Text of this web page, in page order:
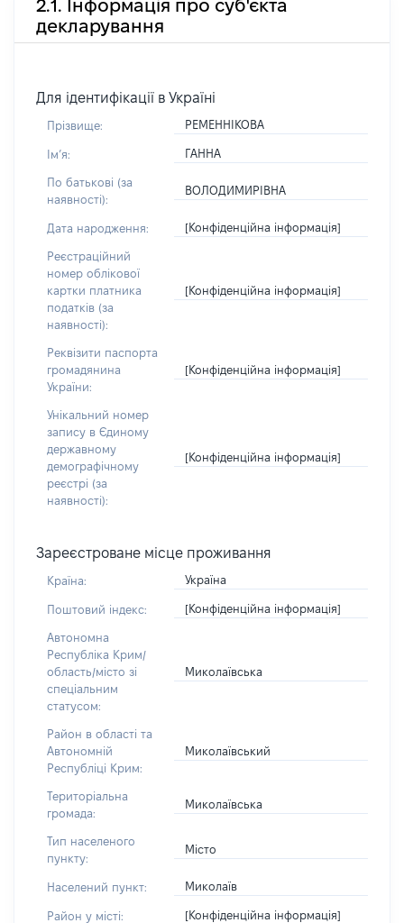
2.1. Інформація про суб'єкта
декларування
Для ідентифікації в Україні
Прізвище: РЕМЕННІКОВА
Імʼя: ГАННА
По батькові (за
наявності):
ВОЛОДИМИРІВНА
Дата народження: [Конфіденційна інформація]
Реєстраційний
номер облікової
картки платника
податків (за
наявності):
[Конфіденційна інформація]
Реквізити паспорта
громадянина
України:
[Конфіденційна інформація]
Унікальний номер
запису в Єдиному
державному
демографічному
реєстрі (за
наявності):
[Конфіденційна інформація]
Зареєстроване місце проживання
Країна: Україна
Поштовий індекс: [Конфіденційна інформація]
Автономна
Республіка Крим/
область/місто зі
спеціальним
статусом:
Миколаївська
Район в області та
Автономній
Республіці Крим:
Миколаївський
Територіальна
громада:
Миколаївська
Тип населеного
пункту:
Місто
Населений пункт: Миколаїв
Район у місті: [Конфіденційна інформація]